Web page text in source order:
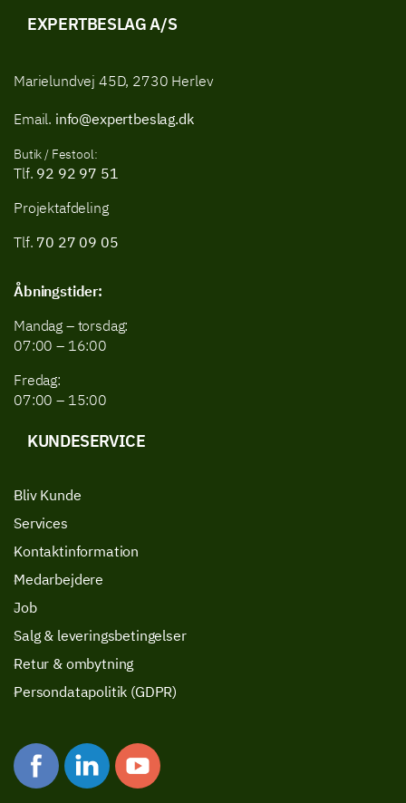
Lygter
EXPERTBESLAG A/S
Marielundvej 45D, 2730 Herlev
Email. info@expertbeslag.dk
Butik / Festool:
Tlf. 92 92 97 51
Projektafdeling
Tlf. 70 27 09 05
Åbningstider:
Mandag – torsdag:
07:00 – 16:00
Fredag:
07:00 – 15:00
KUNDESERVICE
Bliv Kunde
Services
Kontaktinformation
Medarbejdere
Job
Salg & leveringsbetingelser
Retur & ombytning
Persondatapolitik (GDPR)